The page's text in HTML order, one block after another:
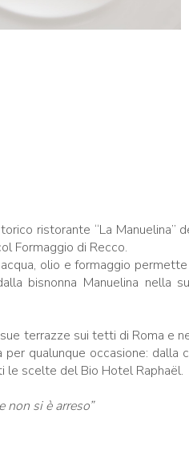
ristorante “La Manuelina”
Formaggio di Recco.
olio e formaggio
bisnonna Manuelina nella
terrazze sui tetti di Roma e
qualunque occasione: dalla
le scelte del Bio Hotel Raphaël.
si è arreso”